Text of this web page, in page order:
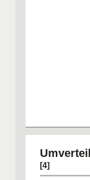
[4]